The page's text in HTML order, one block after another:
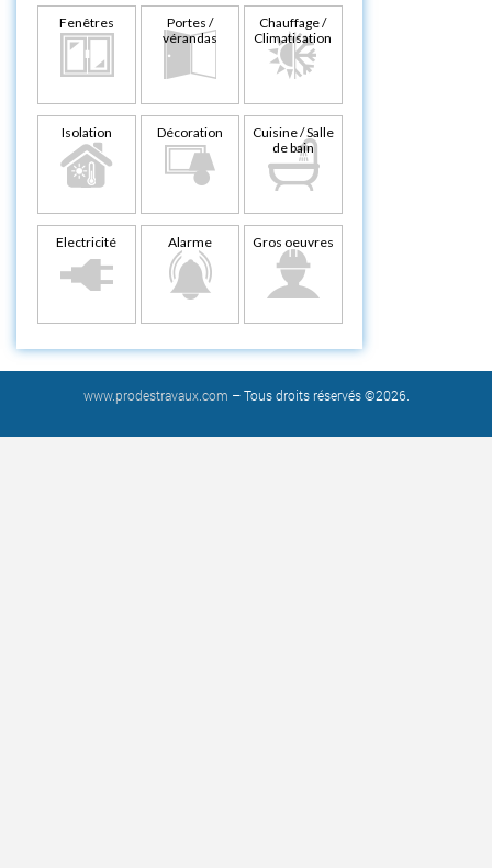
Fenêtres
Portes /
vérandas
Chauffage /
Climatisation
Isolation Décoration
Cuisine / Salle
de bain
Electricité Alarme Gros oeuvres
www.prodestravaux.com – Tous droits réservés ©2026.